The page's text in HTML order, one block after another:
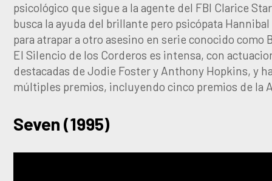
psicológico que sigue a la agente del FBI Clarice
busca la ayuda del brillante pero psicópata
para atrapar a otro asesino en serie conocido como
El Silencio de los Corderos es intensa, con
destacadas de Jodie Foster y Anthony Hopkins, y
múltiples premios, incluyendo cinco premios de la
Seven (1995)